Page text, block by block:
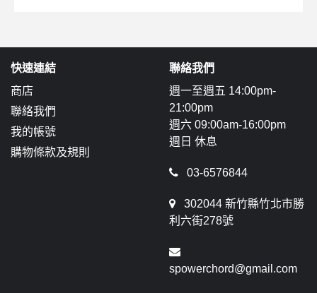
快速連結
商店
聯絡我們
我的帳號
購物條款及規則
聯絡我們
週一至週五 14:00pm-
21:00pm
週六 09:00am-16:00pm
週日 休息
03-6576844
302044 新竹縣竹北市勝
利六街278號
spowerchord@gmail.com